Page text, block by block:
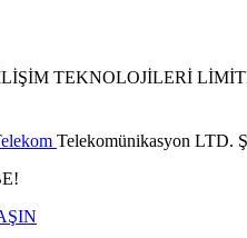
TEKNOLOJİLERİ
Telekomünikasyon LTD.